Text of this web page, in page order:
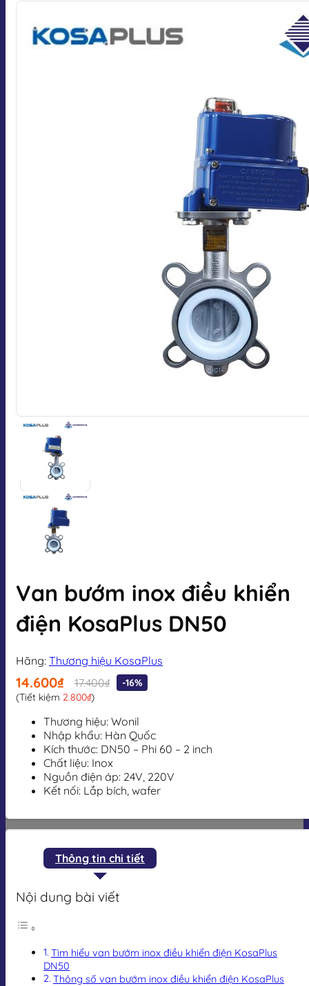
Van bướm inox điều khiển
điện KosaPlus DN50
Hãng: Thương hiệu KosaPlus
14.600₫ 17.400₫
-16%
(Tiết kiệm 2.800₫)
Thương hiệu: Wonil
Nhập khẩu: Hàn Quốc
Kích thước: DN50 – Phi 60 – 2 inch
Chất liệu: Inox
Nguồn điện áp: 24V, 220V
Kết nối: Lắp bích, wafer
Thông tin chi tiết
Nội dung bài viết
Tìm hiểu van bướm inox điều khiển điện KosaPlus
DN50
Thông số van bướm inox điều khiển điện KosaPlus